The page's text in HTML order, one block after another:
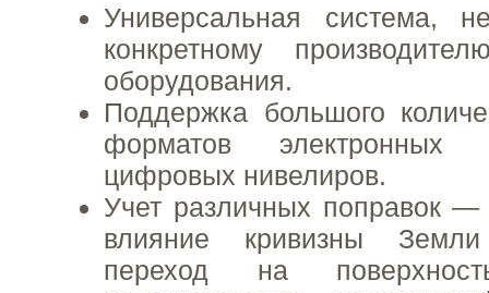
Универсальная система,
конкретному
оборудования.
Поддержка большого
форматов электронных
цифровых нивелиров.
Учет различных поправок
влияние кривизны
переход на